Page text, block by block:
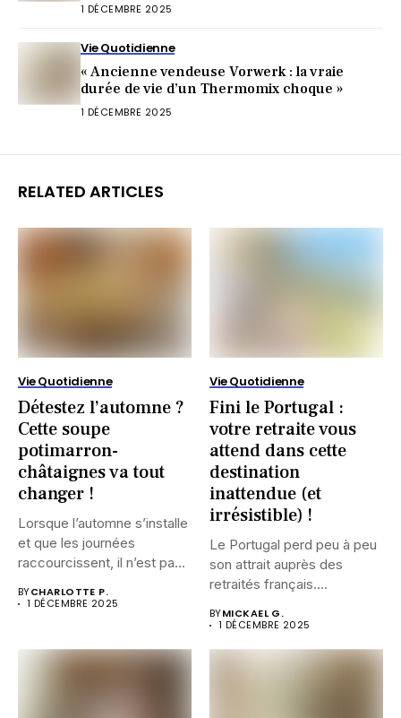
1 DÉCEMBRE 2025
Vie Quotidienne
« Ancienne vendeuse Vorwerk : la vraie
durée de vie d’un Thermomix choque »
1 DÉCEMBRE 2025
RELATED ARTICLES
Vie Quotidienne
Détestez l’automne ?
Cette soupe
potimarron-
châtaignes va tout
changer !
Lorsque l’automne s’installe
et que les journées
raccourcissent, il n’est pas
BYCHARLOTTE P.
1 DÉCEMBRE 2025
Vie Quotidienne
Fini le Portugal :
votre retraite vous
attend dans cette
destination
inattendue (et
irrésistible) !
Le Portugal perd peu à peu
son attrait auprès des
retraités français....
BYMICKAEL G.
1 DÉCEMBRE 2025